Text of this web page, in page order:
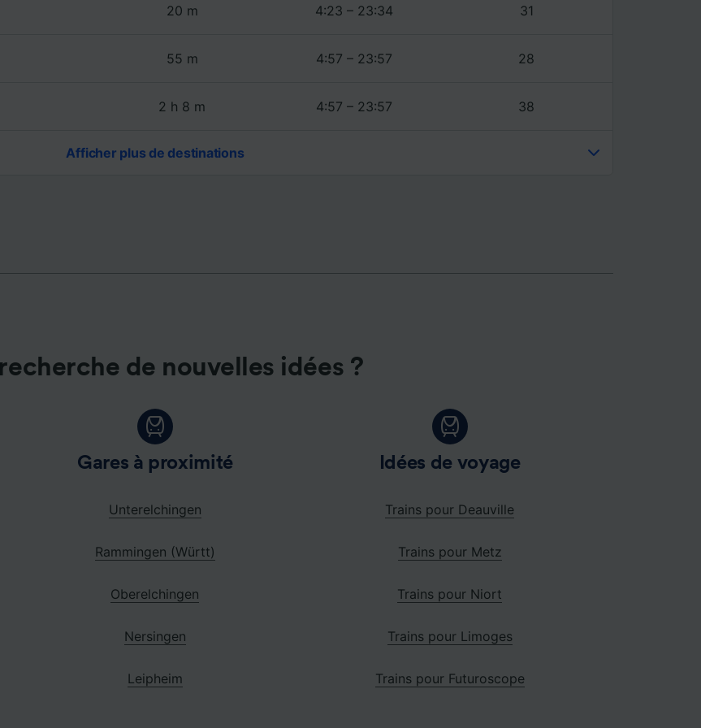
20 m 4:23 – 23:34 31
55 m 4:57 – 23:57 28
2 h 8 m 4:57 – 23:57 38
Afficher plus de destinations
de nouvelles idées ?
Gares à proximité
Unterelchingen
Rammingen (Württ)
Oberelchingen
Nersingen
Leipheim
Idées de voyage
Trains pour Deauville
Trains pour Metz
Trains pour Niort
Trains pour Limoges
Trains pour Futuroscope